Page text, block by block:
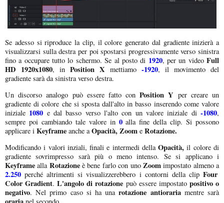
Se adesso si riproduce la clip, il colore generato dal gradiente inizierà a
visualizzarsi sulla destra per poi spostarsi progressivamente verso sinistra
fino a occupare tutto lo schermo. Se al posto di 1920, per un videoFull
HD 1920x1080, in Position X mettiamo -1920, il movimento del
gradiente sarà da sinistra verso destra.
Un discorso analogo può essere fatto con Position Y per creare un
gradiente di colore che si sposta dall'alto in basso inserendo come valore
iniziale 1080 e dal basso verso l'alto con un valore iniziale di-1080,
sempre poi cambiando tale valore in0alla fine della clip. Si possono
applicare i Keyframe anche aOpacità, Zoom e Rotazione.
Modificando i valori inziali, finali e intermedi dellaOpacità, il colore di
gradiente sovrimpresso sarà più o meno intenso. Se si applicano i
Keyframealla Rotazioneè bene farlo con unoZoomimpostato almeno a
2.250 perché altrimenti si visualizzerebbero i contorni della clip Four
Color Gradient.L'angolo di rotazione può essere impostatopositivo o
negativo. Nel primo caso si ha unarotazione antiorariamentre sarà
nel secondo.